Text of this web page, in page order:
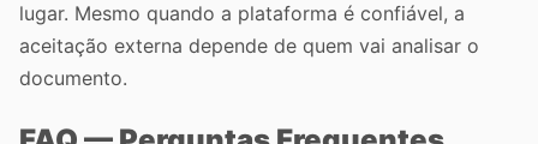
lugar. Mesmo quando a plataforma é confiável, a
aceitação externa depende de quem vai analisar o
documento.